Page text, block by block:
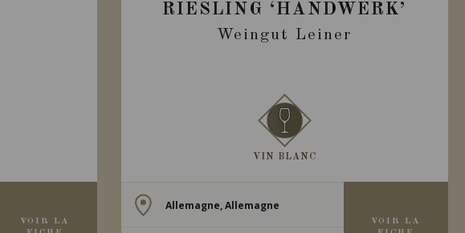
VOIR LA
RIESLING ‘HANDWERK’
Weingut Leiner
VIN BLANC
Allemagne, Allemagne
VOIR LA